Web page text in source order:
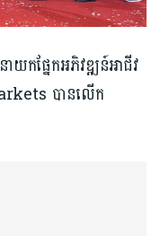
ផ្នែកអភិវឌ្ឍន៍អាជីវ
បានលើក